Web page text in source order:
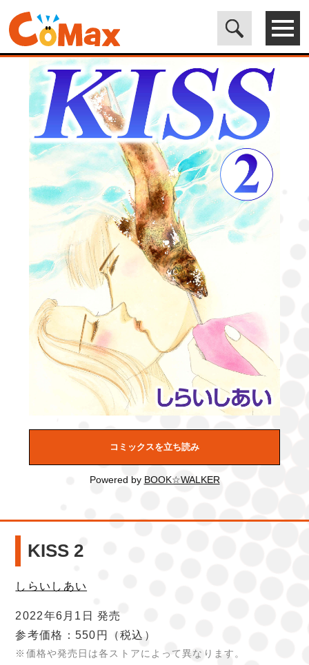
電子書籍マンガ CoMax(コマックス)公式サイト - 株式会社ICE>
LEGEND> KISS 2
コミックスを立ち読み
Powered by BOOK☆WALKER
KISS 2
しらいしあい
2022年6月1日 発売
参考価格：550円
（税込）
※価格や発売日は各ストアによって異なります。